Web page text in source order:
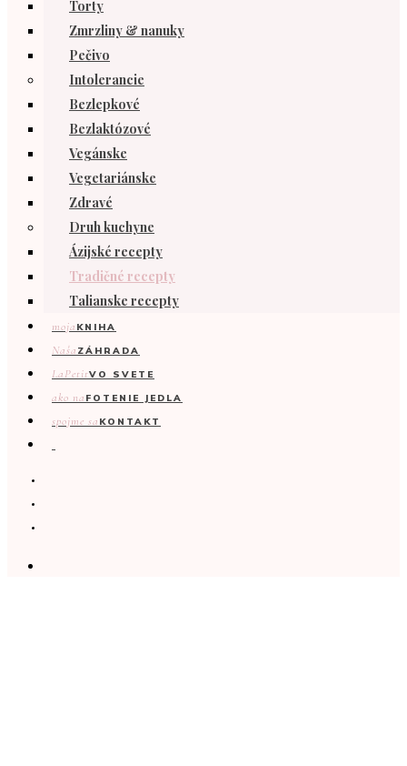
Torty
Zmrzliny & nanuky
Pečivo
Intolerancie
Bezlepkové
Bezlaktózové
Vegánske
Vegetariánske
Zdravé
Druh kuchyne
Ázijské recepty
Tradičné recepty
Talianske recepty
moja KNIHA
Naša ZÁHRADA
LaPetitVO SVETE
ako na FOTENIE JEDLA
spojme sa KONTAKT